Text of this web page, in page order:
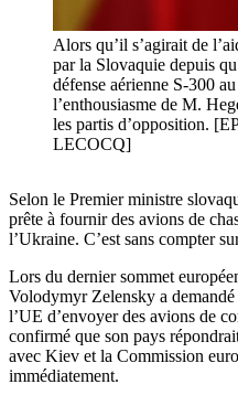
Alors qu’il s’agirait de
par la Slovaquie depuis
défense aérienne S-300
l’enthousiasme de M.
les partis d’opposition.
LECOCQ]
Selon le Premier ministre
prête à fournir des avions de
l’Ukraine. C’est sans compter
Lors du dernier sommet
Volodymyr Zelensky a
l’UE d’envoyer des avions de
confirmé que son pays
avec Kiev et la Commission
immédiatement.